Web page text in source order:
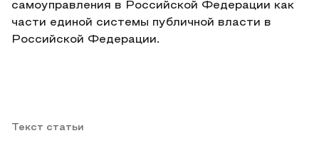
самоуправления в Российской Федерации как
части единой системы публичной власти в
Российской Федерации.
Текст статьи